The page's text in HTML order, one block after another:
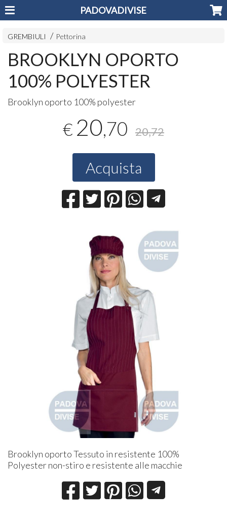
PADOVADIVISE
GREMBIULI Pettorina
BROOKLYN OPORTO
100% POLYESTER
Brooklyn oporto 100% polyester
€ 20,70 20,72
Acquista
Brooklyn oporto Tessuto in resistente 100%
Polyester non-stiro e resistente alle macchie